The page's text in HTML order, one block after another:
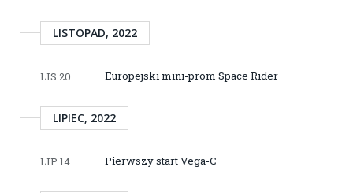
LISTOPAD, 2022
LIS 20 Europejski mini-prom Space Rider
LIPIEC, 2022
LIP 14 Pierwszy start Vega-C